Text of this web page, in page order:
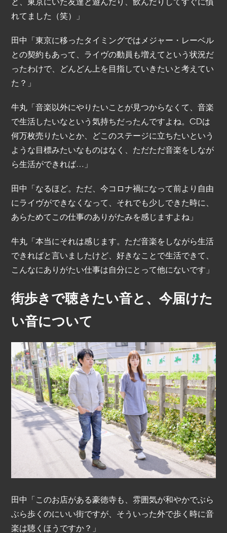
れてました（笑）」
田中「東京に移ったタイミングではメジャー・レーベル
との契約もあって、ライヴの動員も増えてという状況だ
ったわけで、どんどん上を目指していきたいと考えてい
た？」
牛丸「音楽以外にやりたいことが見つからなくて、音楽
で生活したいなという気持ちだったんですよね。CDは
何万枚売りたいとか、どこのステージに立ちたいという
ような目標みたいなものはなく、ただただ音楽をしなが
ら生活ができれば…」
田中「なるほど。ただ、今コロナ禍になって前より自由
にライヴができなくなって、それでも少しできた時に、
あらためてこの仕事のありがたみを感じますよね」
牛丸「本当にそれは感じます。ただ音楽をしながら生活
できればと言いましたけど、好きなことで生活できて、
こんなにありがたい仕事は自分にとって他にないです」
街歩きで聴きたい音と、今届けた
い音について
田中「このお店がある豪徳寺も、雰囲気が和やかでぶら
ぶら歩くのにいい街ですが、そういった外で歩く時に音
楽は聴くほうですか？」